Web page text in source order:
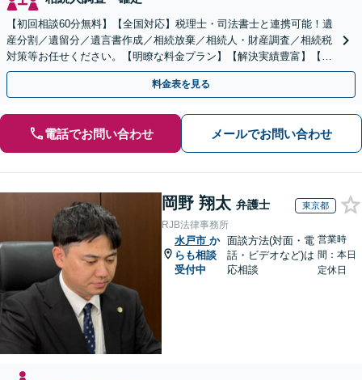
【初回相談60分無料】【全国対応】税理士・司法書士と連携可能！遺
産分割／遺留分／遺言書作成／相続放棄／相続人・財産調査／相続税
対策等お任せください。【明瞭な料金プラン】【解決実績豊富】【電
話相談可】
料金表を見る
電話でお問い合わせ メールでお問い合わせ
岡野 翔太 弁護士 東京都
RJB法律事務所
水戸市 か
らも相談
受付中
面談方法(対面・電
話・ビデオなど)は
応相談
営業時
間：本日
定休日